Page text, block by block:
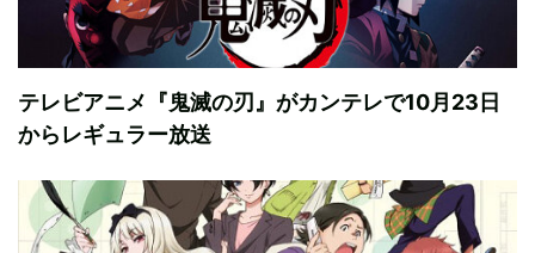
テレビアニメ『鬼滅の刃』がカンテレで10月23日
からレギュラー放送